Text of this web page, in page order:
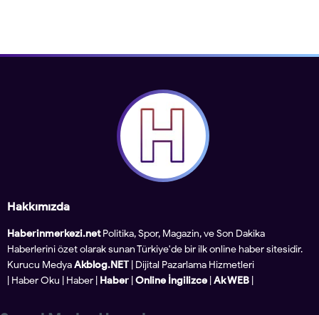
Hakkımızda
Haberinmerkezi.netPolitika, Spor, Magazin, ve Son Dakika
Haberlerini özet olarak sunan Türkiye'de bir ilk online haber sitesidir.
Kurucu MedyaAkblog.NET | Dijital Pazarlama Hizmetleri
Haber Oku Haber Haber Online İngilizce Ak WEB